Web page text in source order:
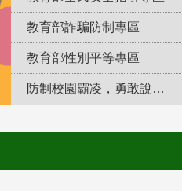
教育部詐騙防制專區
教育部性別平等專區
防制校園霸凌，勇敢說出來！